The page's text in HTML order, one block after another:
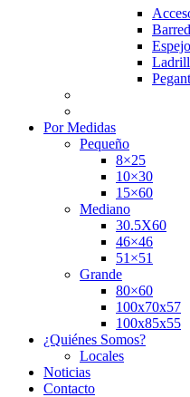
Por Medidas
Pequeño
8×25
10×30
15×60
Mediano
30.5X60
46×46
51×51
Grande
80×60
100x70x57
100x85x55
¿Quiénes Somos?
Locales
Noticias
Contacto